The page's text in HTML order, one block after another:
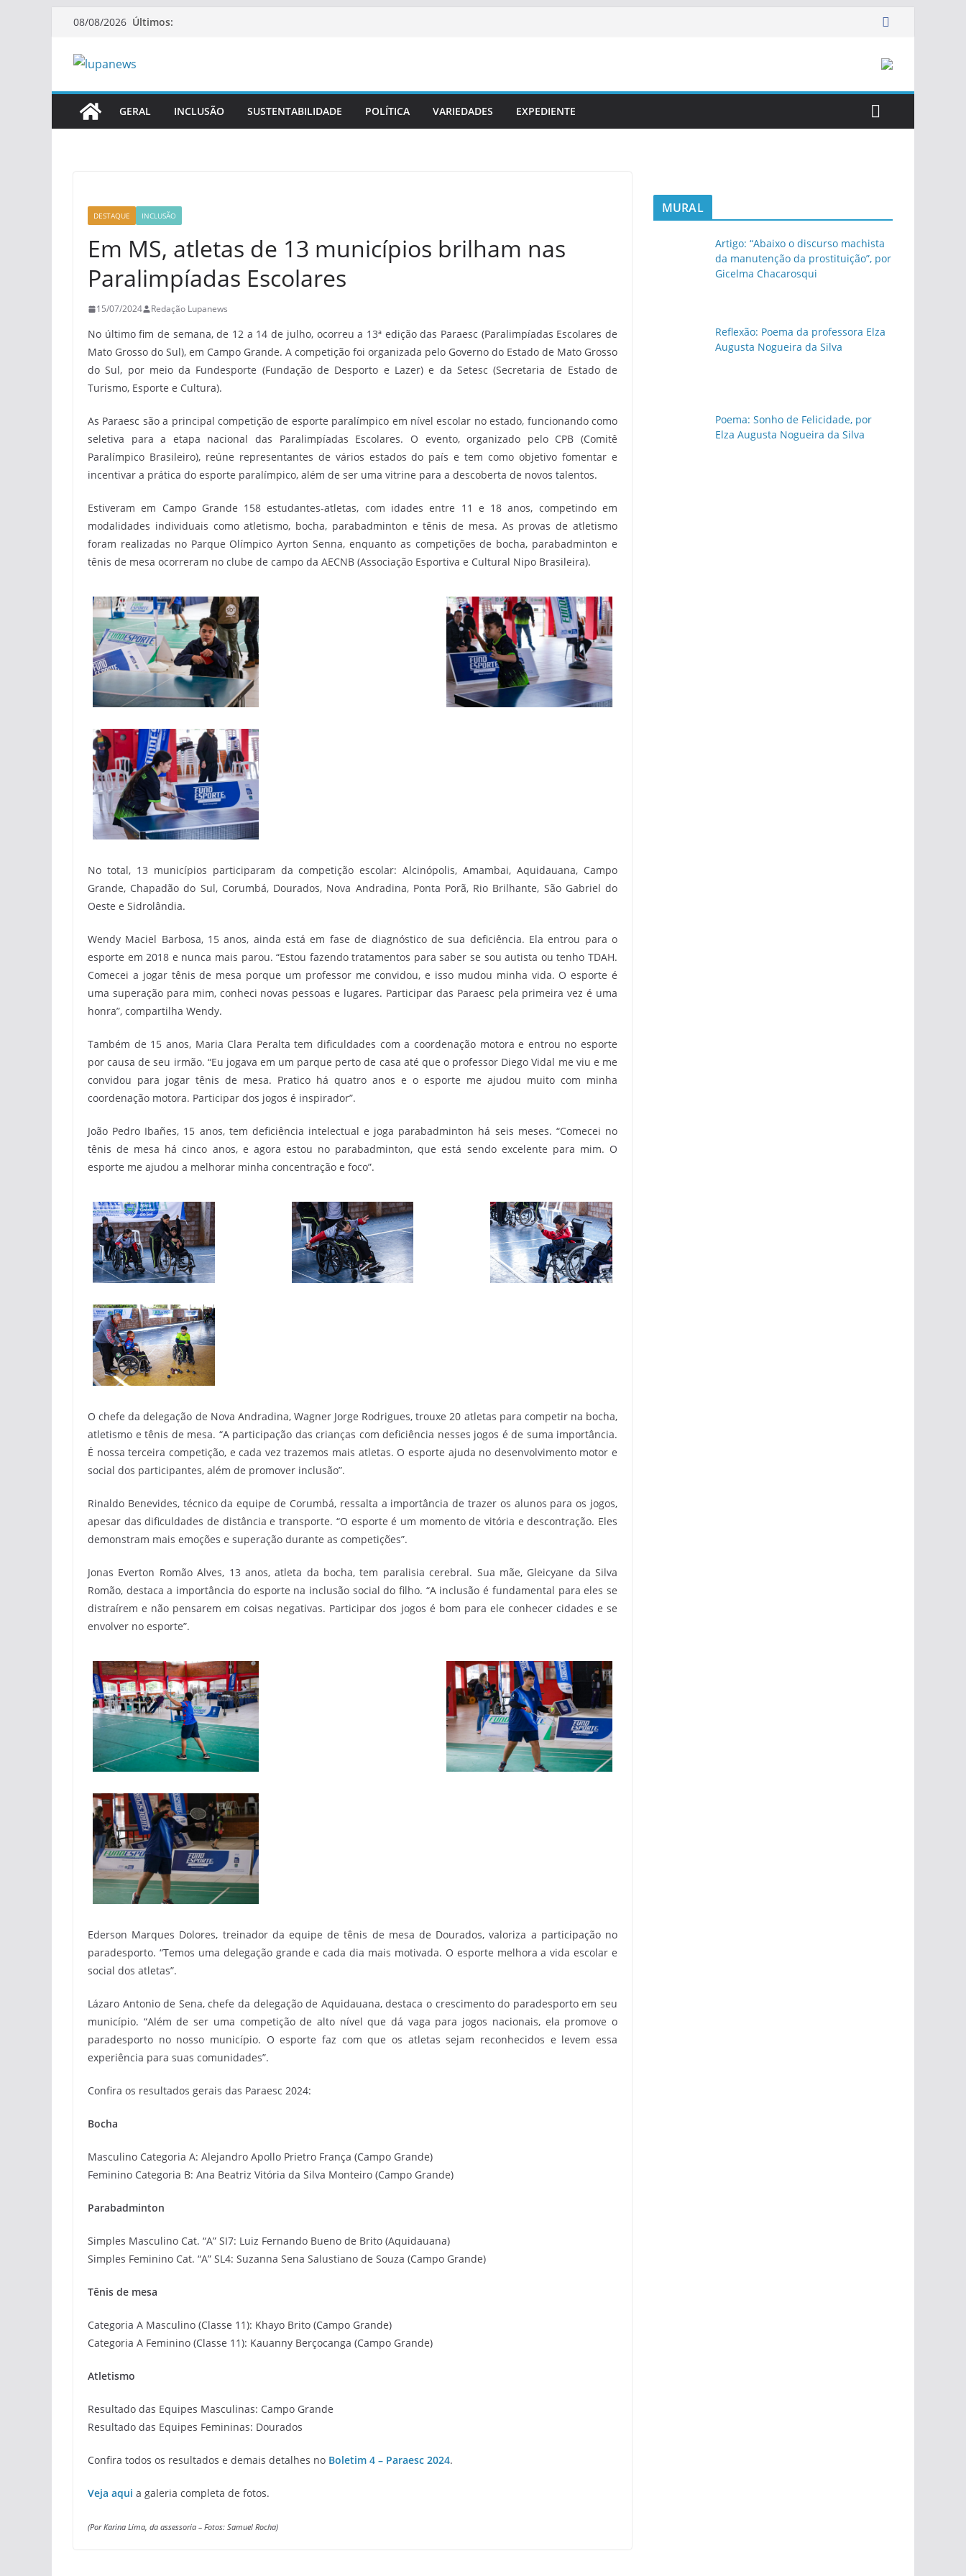
Pular08/08/2026 Últimos:
GERAL INCLUSÃO SUSTENTABILIDADE POLÍTICA VARIEDADES EXPEDIENTE
DESTAQUE INCLUSÃO
Em MS, atletas de 13 municípios brilham nas
Paralimpíadas Escolares
15/07/2024 Redação Lupanews
No último fim de semana, de 12 a 14 de julho, ocorreu a 13ª edição das Paraesc (Paralimpíadas Escolares de
Mato Grosso do Sul), em Campo Grande. A competição foi organizada pelo Governo do Estado de Mato Grosso
do Sul, por meio da Fundesporte (Fundação de Desporto e Lazer) e da Setesc (Secretaria de Estado de
Turismo, Esporte e Cultura).
As Paraesc são a principal competição de esporte paralímpico em nível escolar no estado, funcionando como
seletiva para a etapa nacional das Paralimpíadas Escolares. O evento, organizado pelo CPB (Comitê
Paralímpico Brasileiro), reúne representantes de vários estados do país e tem como objetivo fomentar e
incentivar a prática do esporte paralímpico, além de ser uma vitrine para a descoberta de novos talentos.
Estiveram em Campo Grande 158 estudantes-atletas, com idades entre 11 e 18 anos, competindo em
modalidades individuais como atletismo, bocha, parabadminton e tênis de mesa. As provas de atletismo
foram realizadas no Parque Olímpico Ayrton Senna, enquanto as competições de bocha, parabadminton e
tênis de mesa ocorreram no clube de campo da AECNB (Associação Esportiva e Cultural Nipo Brasileira).
No total, 13 municípios participaram da competição escolar: Alcinópolis, Amambai, Aquidauana, Campo
Grande, Chapadão do Sul, Corumbá, Dourados, Nova Andradina, Ponta Porã, Rio Brilhante, São Gabriel do
Oeste e Sidrolândia.
Wendy Maciel Barbosa, 15 anos, ainda está em fase de diagnóstico de sua deficiência. Ela entrou para o
esporte em 2018 e nunca mais parou. “Estou fazendo tratamentos para saber se sou autista ou tenho TDAH.
Comecei a jogar tênis de mesa porque um professor me convidou, e isso mudou minha vida. O esporte é
uma superação para mim, conheci novas pessoas e lugares. Participar das Paraesc pela primeira vez é uma
honra”, compartilha Wendy.
Também de 15 anos, Maria Clara Peralta tem dificuldades com a coordenação motora e entrou no esporte
por causa de seu irmão. “Eu jogava em um parque perto de casa até que o professor Diego Vidal me viu e me
convidou para jogar tênis de mesa. Pratico há quatro anos e o esporte me ajudou muito com minha
coordenação motora. Participar dos jogos é inspirador”.
João Pedro Ibañes, 15 anos, tem deficiência intelectual e joga parabadminton há seis meses. “Comecei no
tênis de mesa há cinco anos, e agora estou no parabadminton, que está sendo excelente para mim. O
esporte me ajudou a melhorar minha concentração e foco”.
O chefe da delegação de Nova Andradina, Wagner Jorge Rodrigues, trouxe 20 atletas para competir na bocha,
atletismo e tênis de mesa. “A participação das crianças com deficiência nesses jogos é de suma importância.
É nossa terceira competição, e cada vez trazemos mais atletas. O esporte ajuda no desenvolvimento motor e
social dos participantes, além de promover inclusão”.
Rinaldo Benevides, técnico da equipe de Corumbá, ressalta a importância de trazer os alunos para os jogos,
apesar das dificuldades de distância e transporte. “O esporte é um momento de vitória e descontração. Eles
demonstram mais emoções e superação durante as competições”.
Jonas Everton Romão Alves, 13 anos, atleta da bocha, tem paralisia cerebral. Sua mãe, Gleicyane da Silva
Romão, destaca a importância do esporte na inclusão social do filho. “A inclusão é fundamental para eles se
distraírem e não pensarem em coisas negativas. Participar dos jogos é bom para ele conhecer cidades e se
envolver no esporte”.
Ederson Marques Dolores, treinador da equipe de tênis de mesa de Dourados, valoriza a participação no
paradesporto. “Temos uma delegação grande e cada dia mais motivada. O esporte melhora a vida escolar e
social dos atletas”.
Lázaro Antonio de Sena, chefe da delegação de Aquidauana, destaca o crescimento do paradesporto em seu
município. “Além de ser uma competição de alto nível que dá vaga para jogos nacionais, ela promove o
paradesporto no nosso município. O esporte faz com que os atletas sejam reconhecidos e levem essa
experiência para suas comunidades”.
Confira os resultados gerais das Paraesc 2024:
Bocha
Masculino Categoria A: Alejandro Apollo Prietro França (Campo Grande)
Feminino Categoria B: Ana Beatriz Vitória da Silva Monteiro (Campo Grande)
Parabadminton
Simples Masculino Cat. “A” SI7: Luiz Fernando Bueno de Brito (Aquidauana)
Simples Feminino Cat. “A” SL4: Suzanna Sena Salustiano de Souza (Campo Grande)
Tênis de mesa
Categoria A Masculino (Classe 11): Khayo Brito (Campo Grande)
Categoria A Feminino (Classe 11): Kauanny Berçocanga (Campo Grande)
Atletismo
Resultado das Equipes Masculinas: Campo Grande
Resultado das Equipes Femininas: Dourados
Confira todos os resultados e demais detalhes no Boletim 4 – Paraesc 2024.
Veja aqui a galeria completa de fotos.
(Por Karina Lima, da assessoria – Fotos: Samuel Rocha)
MURAL
Artigo: “Abaixo o discurso machista
da manutenção da prostituição”, por
Gicelma Chacarosqui
Reflexão: Poema da professora Elza
Augusta Nogueira da Silva
Poema: Sonho de Felicidade, por
Elza Augusta Nogueira da Silva